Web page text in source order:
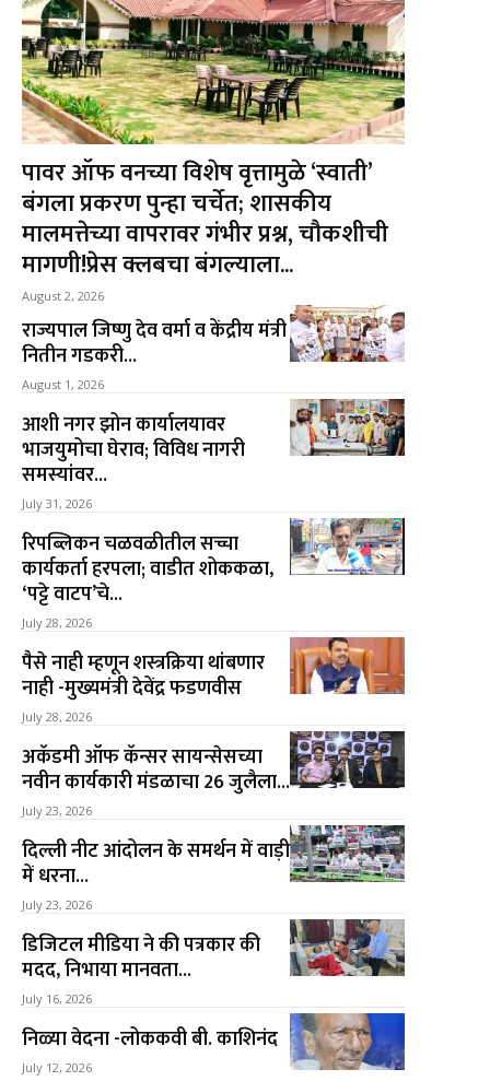
पावर ऑफ वनच्या विशेष वृत्तामुळे ‘स्वाती’
बंगला प्रकरण पुन्हा चर्चेत; शासकीय
मालमत्तेच्या वापरावर गंभीर प्रश्न, चौकशीची
मागणी!प्रेस क्लबचा बंगल्याला...
August 2, 2026
राज्यपाल जिष्णु देव वर्मा व केंद्रीय मंत्री
नितीन गडकरी...
August 1, 2026
आशी नगर झोन कार्यालयावर
भाजयुमोचा घेराव; विविध नागरी
समस्यांवर...
July 31, 2026
रिपब्लिकन चळवळीतील सच्चा
कार्यकर्ता हरपला; वाडीत शोककळा,
‘पट्टे वाटप’चे...
July 28, 2026
पैसे नाही म्हणून शस्त्रक्रिया थांबणार
नाही -मुख्यमंत्री देवेंद्र फडणवीस
July 28, 2026
अकॅडमी ऑफ कॅन्सर सायन्सेसच्या
नवीन कार्यकारी मंडळाचा 26 जुलैला...
July 23, 2026
दिल्ली नीट आंदोलन के समर्थन में वाड़ी
में धरना...
July 23, 2026
डिजिटल मीडिया ने की पत्रकार की
मदद, निभाया मानवता...
July 16, 2026
निळ्या वेदना -लोककवी बी. काशिनंद
July 12, 2026